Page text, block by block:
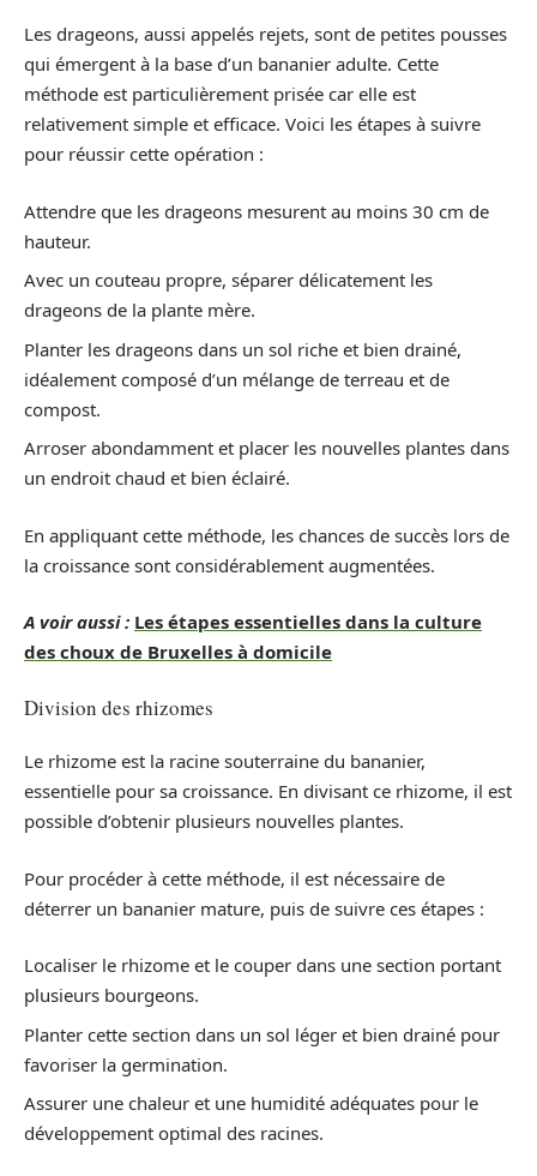
Les drageons, aussi appelés rejets, sont de petites pousses
qui émergent à la base d’un bananier adulte. Cette
méthode est particulièrement prisée car elle est
relativement simple et efficace. Voici les étapes à suivre
pour réussir cette opération :
Attendre que les drageons mesurent au moins 30 cm de
hauteur.
Avec un couteau propre, séparer délicatement les
drageons de la plante mère.
Planter les drageons dans un sol riche et bien drainé,
idéalement composé d’un mélange de terreau et de
compost.
Arroser abondamment et placer les nouvelles plantes dans
un endroit chaud et bien éclairé.
En appliquant cette méthode, les chances de succès lors de
la croissance sont considérablement augmentées.
A voir aussi : Les étapes essentielles dans la culture
des choux de Bruxelles à domicile
Division des rhizomes
Le rhizome est la racine souterraine du bananier,
essentielle pour sa croissance. En divisant ce rhizome, il est
possible d’obtenir plusieurs nouvelles plantes.
Pour procéder à cette méthode, il est nécessaire de
déterrer un bananier mature, puis de suivre ces étapes :
Localiser le rhizome et le couper dans une section portant
plusieurs bourgeons.
Planter cette section dans un sol léger et bien drainé pour
favoriser la germination.
Assurer une chaleur et une humidité adéquates pour le
développement optimal des racines.